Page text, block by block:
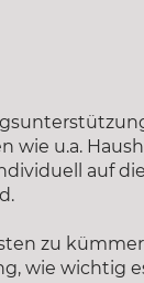
wie u.a.
auf die
zu
wie wichtig